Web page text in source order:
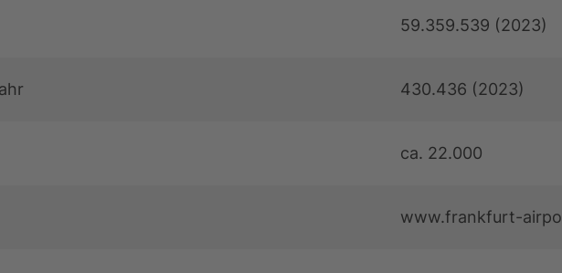
59.359.539 (2023)
430.436 (2023)
ca. 22.000
www.frankfurt-